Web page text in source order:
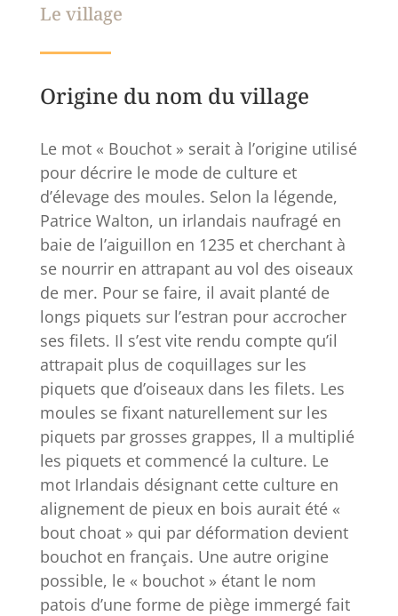
Le village
Origine du nom du village
Le mot « Bouchot » serait à l’origine utilisé
pour décrire le mode de culture et
d’élevage des moules. Selon la légende,
Patrice Walton, un irlandais naufragé en
baie de l’aiguillon en 1235 et cherchant à
se nourrir en attrapant au vol des oiseaux
de mer. Pour se faire, il avait planté de
longs piquets sur l’estran pour accrocher
ses filets. Il s’est vite rendu compte qu’il
attrapait plus de coquillages sur les
piquets que d’oiseaux dans les filets. Les
moules se fixant naturellement sur les
piquets par grosses grappes, Il a multiplié
les piquets et commencé la culture. Le
mot Irlandais désignant cette culture en
alignement de pieux en bois aurait été «
bout choat » qui par déformation devient
bouchot en français. Une autre origine
possible, le « bouchot » étant le nom
patois d’une forme de piège immergé fait